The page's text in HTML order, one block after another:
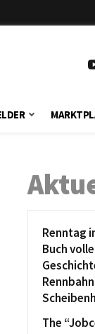
Renntag
Buch
The